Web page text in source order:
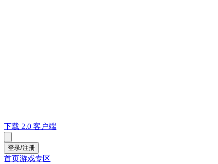
下载 2.0 客户端
登录/注册
首页游戏专区